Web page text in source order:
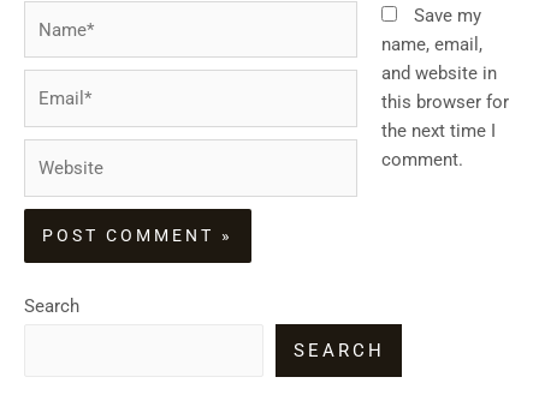
Save my
name, email,
and website in
this browser for
the next time I
comment.
Search
SEARCH